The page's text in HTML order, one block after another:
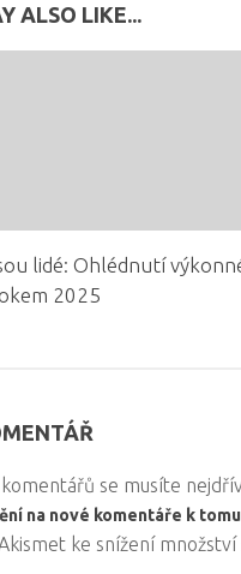
ALSO LIKE...
lidé: Ohlédnutí
2025
se musíte
na nové komentáře k
ke snížení množství